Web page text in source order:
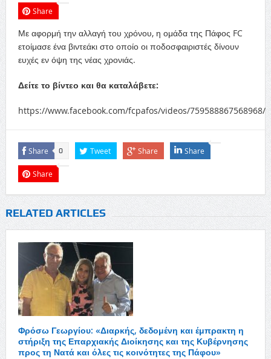
Share
Με αφορμή την αλλαγή του χρόνου, η ομάδα της Πάφος FC
ετοίμασε ένα βιντεάκι στο οποίο οι ποδοσφαιριστές δίνουν
ευχές εν όψη της νέας χρονιάς.
Δείτε το βίντεο και θα καταλάβετε:
https://www.facebook.com/fcpafos/videos/759588867568968/
Share 0 Tweet Share Share
Share
RELATED ARTICLES
Φρόσω Γεωργίου: «Διαρκής, δεδομένη και έμπρακτη η
στήριξη της Επαρχιακής Διοίκησης και της Κυβέρνησης
προς τη Νατά και όλες τις κοινότητες της Πάφου»